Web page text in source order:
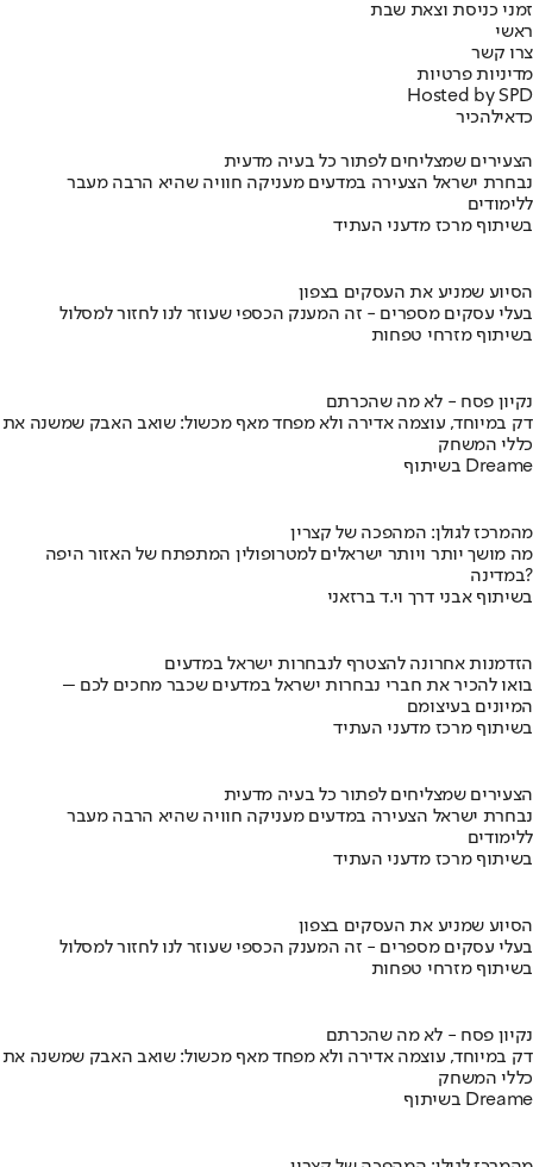
זמני כניסת וצאת שבת
ראשי
צרו קשר
מדיניות פרטיות
Hosted by SPD
כדאילהכיר
הצעירים שמצליחים לפתור כל בעיה מדעית
נבחרת ישראל הצעירה במדעים מעניקה חוויה שהיא הרבה מעבר
ללימודים
בשיתוף מרכז מדעני העתיד
הסיוע שמניע את העסקים בצפון
בעלי עסקים מספרים - זה המענק הכספי שעוזר לנו לחזור למסלול
בשיתוף מזרחי טפחות
נקיון פסח - לא מה שהכרתם
דק במיוחד, עוצמה אדירה ולא מפחד מאף מכשול: שואב האבק שמשנה את
כללי המשחק
בשיתוף Dreame
מהמרכז לגולן: המהפכה של קצרין
מה מושך יותר ויותר ישראלים למטרופולין המתפתח של האזור היפה
במדינה?
בשיתוף אבני דרך וי.ד ברזאני
הזדמנות אחרונה להצטרף לנבחרות ישראל במדעים
בואו להכיר את חברי נבחרות ישראל במדעים שכבר מחכים לכם –
המיונים בעיצומם
בשיתוף מרכז מדעני העתיד
הצעירים שמצליחים לפתור כל בעיה מדעית
נבחרת ישראל הצעירה במדעים מעניקה חוויה שהיא הרבה מעבר
ללימודים
בשיתוף מרכז מדעני העתיד
הסיוע שמניע את העסקים בצפון
בעלי עסקים מספרים - זה המענק הכספי שעוזר לנו לחזור למסלול
בשיתוף מזרחי טפחות
נקיון פסח - לא מה שהכרתם
דק במיוחד, עוצמה אדירה ולא מפחד מאף מכשול: שואב האבק שמשנה את
כללי המשחק
בשיתוף Dreame